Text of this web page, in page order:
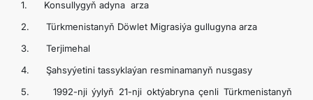
KONSULLYK HYZMATLARY
1. Konsullygyň adyna arza
2. Türkmenistanyň Döwlet Migrasiýa gullugyna arza
3. Terjimehal
4. Şahsyýetini tassyklaýan resminamanyň nusgasy
5. 1992-nji ýylyň 21-nji oktýabryna çenli Türkmenistanyň